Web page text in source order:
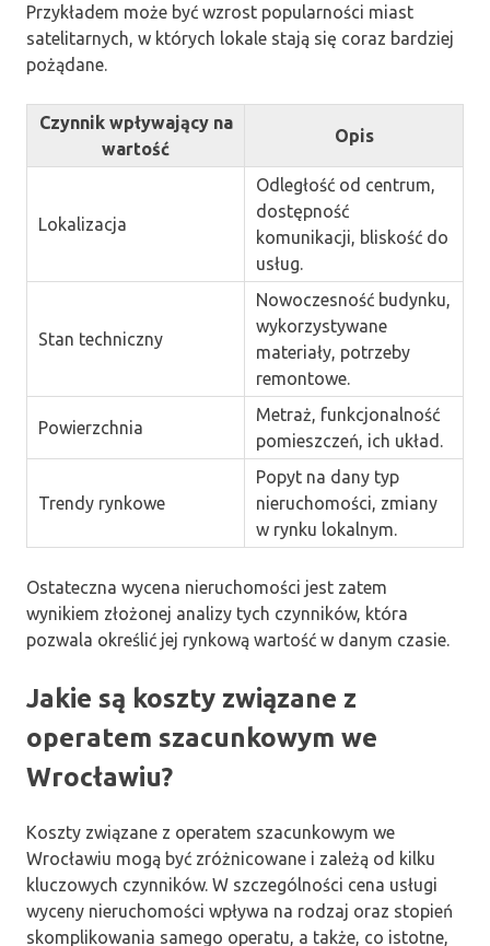
Przykładem może być wzrost popularności miast
satelitarnych, w których lokale stają się coraz bardziej
pożądane.
Czynnik wpływający na
wartość
Opis
Lokalizacja
Odległość od centrum,
dostępność
komunikacji, bliskość do
usług.
Stan techniczny
Nowoczesność budynku,
wykorzystywane
materiały, potrzeby
remontowe.
Powierzchnia
Metraż, funkcjonalność
pomieszczeń, ich układ.
Trendy rynkowe
Popyt na dany typ
nieruchomości, zmiany
w rynku lokalnym.
Ostateczna wycena nieruchomości jest zatem
wynikiem złożonej analizy tych czynników, która
pozwala określić jej rynkową wartość w danym czasie.
Jakie są koszty związane z
operatem szacunkowym we
Wrocławiu?
Koszty związane z operatem szacunkowym we
Wrocławiu mogą być zróżnicowane i zależą od kilku
kluczowych czynników. W szczególności cena usługi
wyceny nieruchomości wpływa na rodzaj oraz stopień
skomplikowania samego operatu, a także, co istotne,